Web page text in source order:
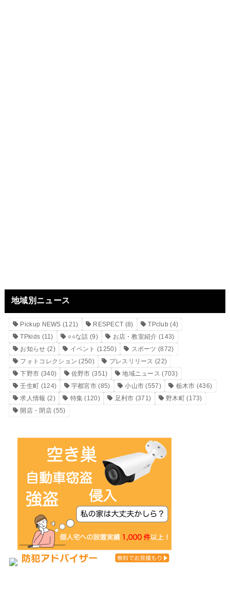
地域別ニュース
Pickup NEWS (121) RESPECT (8) TPclub (4)
TPkids (11) ○○な話 (9) お店・教室紹介 (143)
お知らせ (2) イベント (1250) スポーツ (872)
フォトコレクション (250) プレスリリース (22)
下野市 (340) 佐野市 (351) 地域ニュース (703)
壬生町 (124) 宇都宮市 (85) 小山市 (557) 栃木市 (436)
求人情報 (2) 特集 (120) 足利市 (371) 野木町(173)
開店・閉店(55)